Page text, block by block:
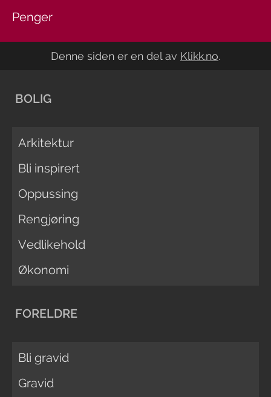
Penger
Denne siden er en del av Klikk.no.
BOLIG
Arkitektur
Bli inspirert
Oppussing
Rengjøring
Vedlikehold
Økonomi
FORELDRE
Bli gravid
Gravid